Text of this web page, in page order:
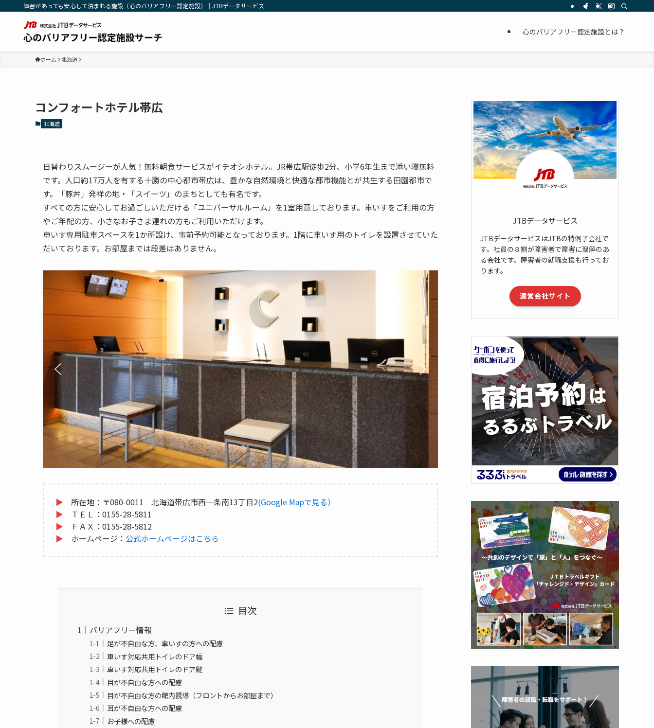
障害があっても安心して泊まれる施設（心のバリアフリー認定施設）｜JTBデータサービス
心のバリアフリー認定施設とは？
ホーム 北海道
コンフォートホテル帯広
北海道
日替わりスムージーが人気！無料朝食サービスがイチオシホテル。JR帯広駅徒歩2分、小学6年生まで添い寝無料
です。人口約17万人を有する十勝の中心都市帯広は、豊かな自然環境と快適な都市機能とが共生する田園都市で
す。「豚丼」発祥の地・「スイーツ」のまちとしても有名です。
すべての方に安心してお過ごしいただける「ユニバーサルルーム」を1室用意しております。車いすをご利用の方
やご年配の方、小さなお子さま連れの方もご利用いただけます。
車いす専用駐車スペースを1か所設け、事前予約可能となっております。1階に車いす用のトイレを設置させていた
だいております。お部屋までは段差はありません。
▶ 所在地：〒080-0011 北海道帯広市西一条南13丁目2(Google Mapで見る）
▶ ＴＥＬ：0155-28-5811
▶ ＦＡＸ：0155-28-5812
▶ ホームページ： 公式ホームページはこちら
目次
バリアフリー情報
足が不自由な方、車いすの方への配慮
車いす対応共用トイレのドア幅
車いす対応共用トイレのドア鍵
目が不自由な方への配慮
目が不自由な方の館内誘導（フロントからお部屋まで）
耳が不自由な方への配慮
お子様への配慮
JTBデータサービス
JTBデータサービスはJTBの特例子会社で
す。社員の８割が障害者で障害に理解のあ
る会社です。障害者の就職支援も行ってお
ります。
運営会社サイト